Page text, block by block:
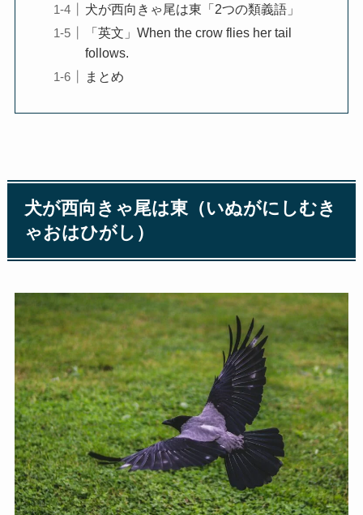
犬が西向きゃ尾は東「2つの類義語」
「英文」When the crow flies her tail
follows.
まとめ
犬が西向きゃ尾は東（いぬがにしむき
ゃおはひがし）